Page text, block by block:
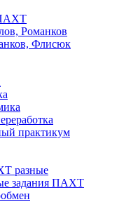
Романков
Флисюк
практикум
разные
задания ПАХТ